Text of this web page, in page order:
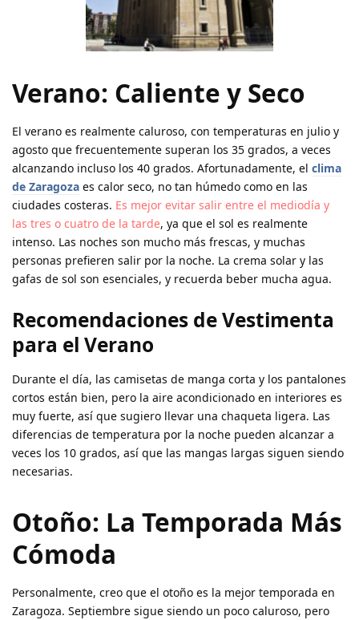
Verano: Caliente y Seco
El verano es realmente caluroso, con temperaturas en julio y
agosto que frecuentemente superan los 35 grados, a veces
alcanzando incluso los 40 grados. Afortunadamente, el clima
de Zaragoza es calor seco, no tan húmedo como en las
ciudades costeras. Es mejor evitar salir entre el mediodía y
las tres o cuatro de la tarde, ya que el sol es realmente
intenso. Las noches son mucho más frescas, y muchas
personas prefieren salir por la noche. La crema solar y las
gafas de sol son esenciales, y recuerda beber mucha agua.
Recomendaciones de Vestimenta
para el Verano
Durante el día, las camisetas de manga corta y los pantalones
cortos están bien, pero la aire acondicionado en interiores es
muy fuerte, así que sugiero llevar una chaqueta ligera. Las
diferencias de temperatura por la noche pueden alcanzar a
veces los 10 grados, así que las mangas largas siguen siendo
necesarias.
Otoño: La Temporada Más
Cómoda
Personalmente, creo que el otoño es la mejor temporada en
Zaragoza. Septiembre sigue siendo un poco caluroso, pero